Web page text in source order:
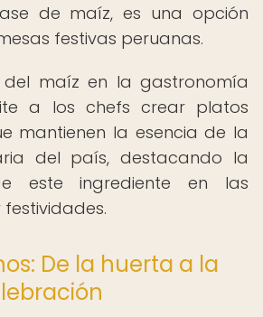
de maíz, es una opción
festivas peruanas.
del maíz en la gastronomía
a los chefs crear platos
mantienen la esencia de la
del país, destacando la
este ingrediente en las
De la huerta a la